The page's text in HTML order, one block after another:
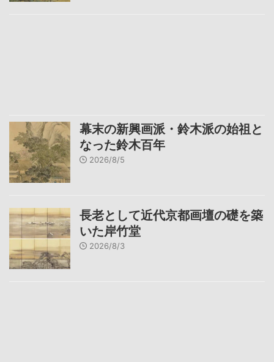
幕末の新興画派・鈴木派の始祖と
なった鈴木百年
2026/8/5
長老として近代京都画壇の礎を築
いた岸竹堂
2026/8/3